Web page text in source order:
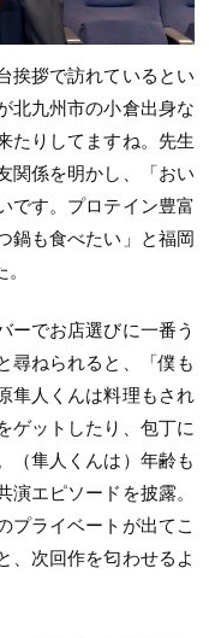
挨拶で訪れているとい
北九州市の小倉出身な
たりしてますね。先生
関係を明かし、「おい
です。プロテイン豊富
鍋も食べたい」と福岡
ーでお店選びに一番う
尋ねられると、「僕も
隼人くんは料理もされ
ゲットしたり、包丁に
（隼人くんは）年齢も
エピソードを披露。
プライベートが出てこ
、次回作を匂わせるよ